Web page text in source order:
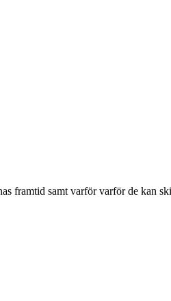
framtid samt varför varför de kan